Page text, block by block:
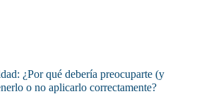
¿Por qué debería preocuparte (y
o no aplicarlo correctamente?